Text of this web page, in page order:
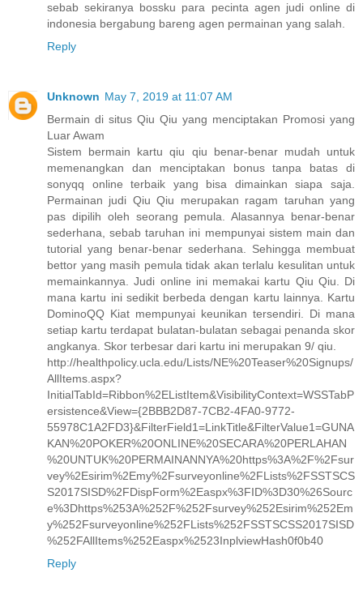
sebab sekiranya bossku para pecinta agen judi online di
indonesia bergabung bareng agen permainan yang salah.
Reply
Unknown May 7, 2019 at 11:07 AM
Bermain di situs Qiu Qiu yang menciptakan Promosi yang
Luar Awam
Sistem bermain kartu qiu qiu benar-benar mudah untuk
memenangkan dan menciptakan bonus tanpa batas di
sonyqq online terbaik yang bisa dimainkan siapa saja.
Permainan judi Qiu Qiu merupakan ragam taruhan yang
pas dipilih oleh seorang pemula. Alasannya benar-benar
sederhana, sebab taruhan ini mempunyai sistem main dan
tutorial yang benar-benar sederhana. Sehingga membuat
bettor yang masih pemula tidak akan terlalu kesulitan untuk
memainkannya. Judi online ini memakai kartu Qiu Qiu. Di
mana kartu ini sedikit berbeda dengan kartu lainnya. Kartu
DominoQQ Kiat mempunyai keunikan tersendiri. Di mana
setiap kartu terdapat bulatan-bulatan sebagai penanda skor
angkanya. Skor terbesar dari kartu ini merupakan 9/ qiu.
http://healthpolicy.ucla.edu/Lists/NE%20Teaser%20Signups/
AllItems.aspx?
InitialTabId=Ribbon%2EListItem&VisibilityContext=WSSTabP
ersistence&View={2BBB2D87-7CB2-4FA0-9772-
55978C1A2FD3}&FilterField1=LinkTitle&FilterValue1=GUNA
KAN%20POKER%20ONLINE%20SECARA%20PERLAHAN
%20UNTUK%20PERMAINANNYA%20https%3A%2F%2Fsur
vey%2Esirim%2Emy%2Fsurveyonline%2FLists%2FSSTSCS
S2017SISD%2FDispForm%2Easpx%3FID%3D30%26Sourc
e%3Dhttps%253A%252F%252Fsurvey%252Esirim%252Em
y%252Fsurveyonline%252FLists%252FSSTSCSS2017SISD
%252FAllItems%252Easpx%2523InplviewHash0f0b40
Reply